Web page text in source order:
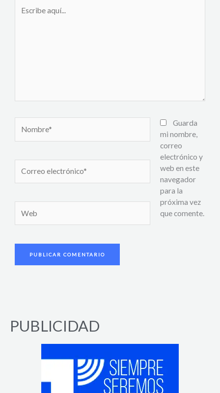
aquí...
electrónico*
Guarda
mi nombre,
correo
electrónico y
web en este
navegador
para la
próxima vez
que comente.
PUBLICIDAD